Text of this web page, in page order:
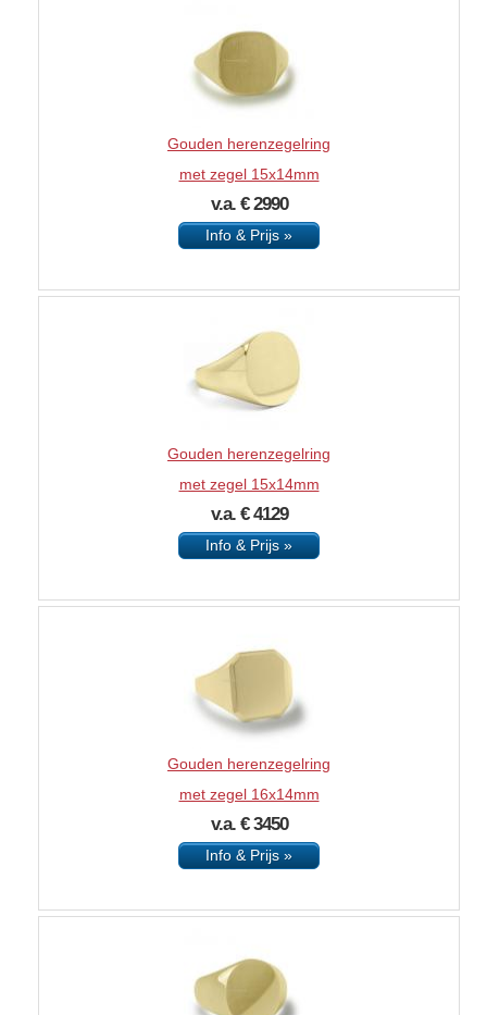
Gouden herenzegelring
met zegel 15x14mm
v.a. € 2990
Info & Prijs »
Gouden herenzegelring
met zegel 15x14mm
v.a. € 4129
Info & Prijs »
Gouden herenzegelring
met zegel 16x14mm
v.a. € 3450
Info & Prijs »